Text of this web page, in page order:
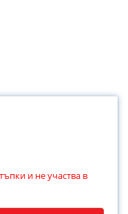
и не участва в